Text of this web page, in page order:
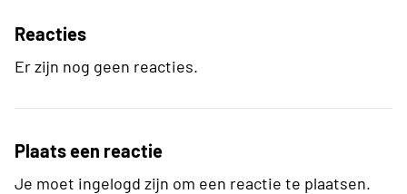
Reacties
Er zijn nog geen reacties.
Plaats een reactie
Je moet ingelogd zijn om een reactie te plaatsen.